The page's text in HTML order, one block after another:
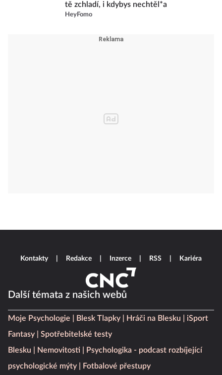
tě zchladí, i kdybys nechtěl*a
HeyFomo
Další témata z našich webů
Moje Psychologie Blesk Tlapky Hráči na Blesku
iSport
Fantasy
Spotřebitelské testy
Blesku
Nemovitosti
Psychologika - podcast rozbíjející
psychologické mýty
Fotbalové přestupy
Kontakty Redakce Inzerce RSS Kariéra